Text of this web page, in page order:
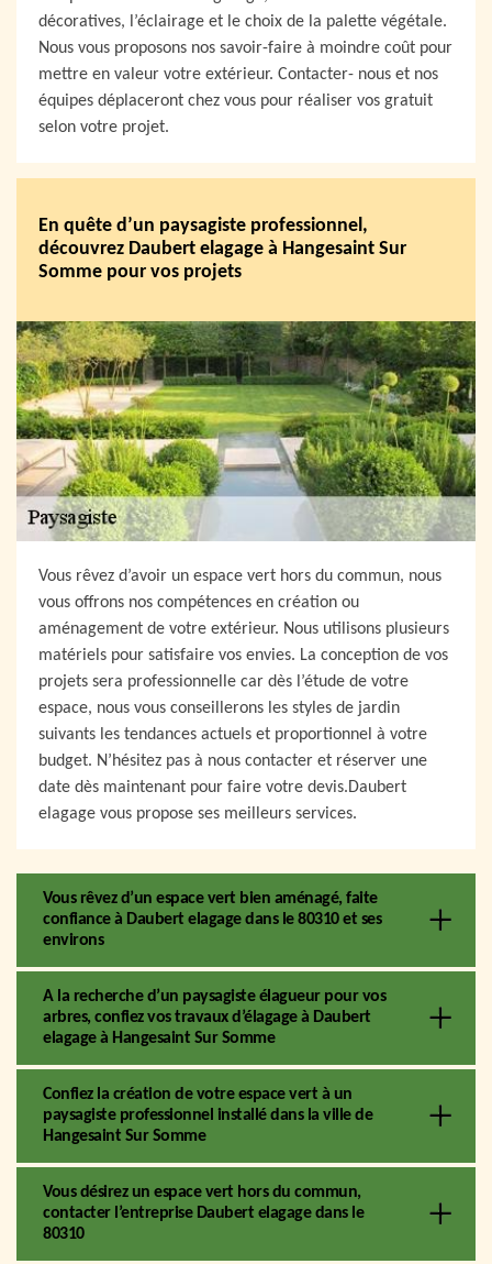
décoratives, l’éclairage et le choix de la palette végétale.
Nous vous proposons nos savoir-faire à moindre coût pour
mettre en valeur votre extérieur. Contacter- nous et nos
équipes déplaceront chez vous pour réaliser vos gratuit
selon votre projet.
En quête d’un paysagiste professionnel,
découvrez Daubert elagage à Hangesaint Sur
Somme pour vos projets
Vous rêvez d’avoir un espace vert hors du commun, nous
vous offrons nos compétences en création ou
aménagement de votre extérieur. Nous utilisons plusieurs
matériels pour satisfaire vos envies. La conception de vos
projets sera professionnelle car dès l’étude de votre
espace, nous vous conseillerons les styles de jardin
suivants les tendances actuels et proportionnel à votre
budget. N’hésitez pas à nous contacter et réserver une
date dès maintenant pour faire votre devis.Daubert
elagage vous propose ses meilleurs services.
Vous rêvez d’un espace vert bien aménagé, faite
confiance à Daubert elagage dans le 80310 et ses
environs
A la recherche d’un paysagiste élagueur pour vos
arbres, confiez vos travaux d’élagage à Daubert
elagage à Hangesaint Sur Somme
Confiez la création de votre espace vert à un
paysagiste professionnel installé dans la ville de
Hangesaint Sur Somme
Vous désirez un espace vert hors du commun,
contacter l’entreprise Daubert elagage dans le
80310